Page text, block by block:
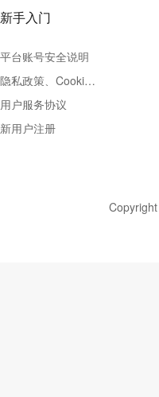
新手入门
平台账号安全说明
隐私政策、Cookie政策
用户服务协议
新用户注册